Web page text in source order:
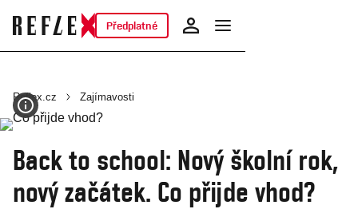
Předplatné
Reflex.cz Zajímavosti
Back to school: Nový školní rok,
nový začátek. Co přijde vhod?